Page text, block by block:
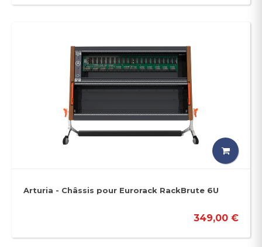
Arturia - Châssis pour Eurorack RackBrute 6U
349,00 €